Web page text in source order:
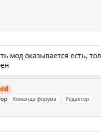
мод оказывается есть,
Команда форума Редактор